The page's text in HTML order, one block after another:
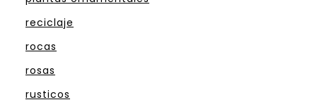
reciclaje
rocas
rosas
rusticos